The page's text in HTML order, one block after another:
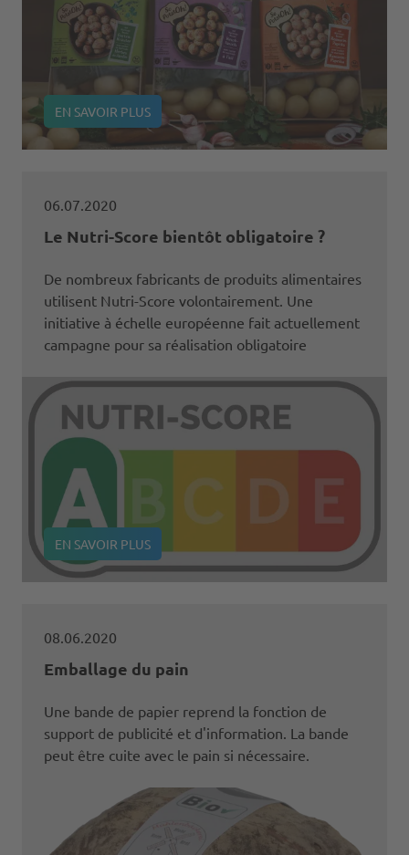
EN SAVOIR PLUS
06.07.2020
Le Nutri-Score bientôt obligatoire ?
De nombreux fabricants de produits alimentaires
utilisent Nutri-Score volontairement. Une
initiative à échelle européenne fait actuellement
campagne pour sa réalisation obligatoire
EN SAVOIR PLUS
08.06.2020
Emballage du pain
Une bande de papier reprend la fonction de
support de publicité et d'information. La bande
peut être cuite avec le pain si nécessaire.